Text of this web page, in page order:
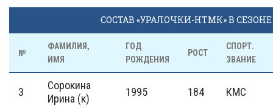
СОСТАВ «УРАЛОЧКИ-НТМК» В СЕЗОНЕ
№
ФАМИЛИЯ,
ИМЯ
ГОД
РОЖДЕНИЯ
РОСТ
СПОРТ.
ЗВАНИЕ
3
Сорокина
Ирина (к)
1995 184 КМС